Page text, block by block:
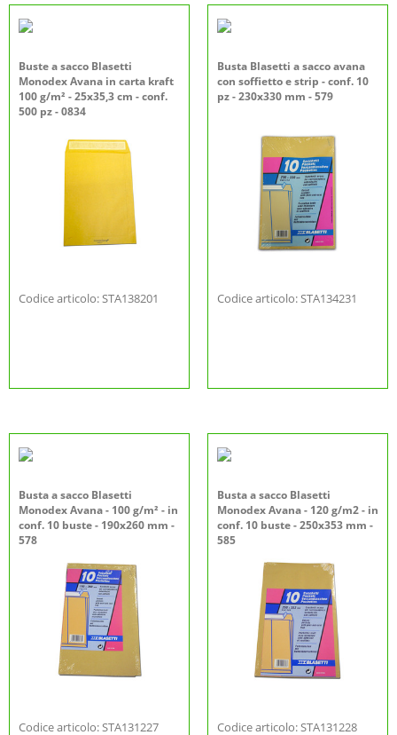
Buste a sacco Blasetti
Monodex Avana in carta kraft
100 g/m² - 25x35,3 cm - conf.
500 pz - 0834
Codice articolo: STA138201
Busta Blasetti a sacco avana
con soffietto e strip - conf. 10
pz - 230x330 mm - 579
Codice articolo: STA134231
Busta a sacco Blasetti
Monodex Avana - 100 g/m² - in
conf. 10 buste - 190x260 mm -
578
Codice articolo: STA131227
Busta a sacco Blasetti
Monodex Avana - 120 g/m2 - in
conf. 10 buste - 250x353 mm -
585
Codice articolo: STA131228